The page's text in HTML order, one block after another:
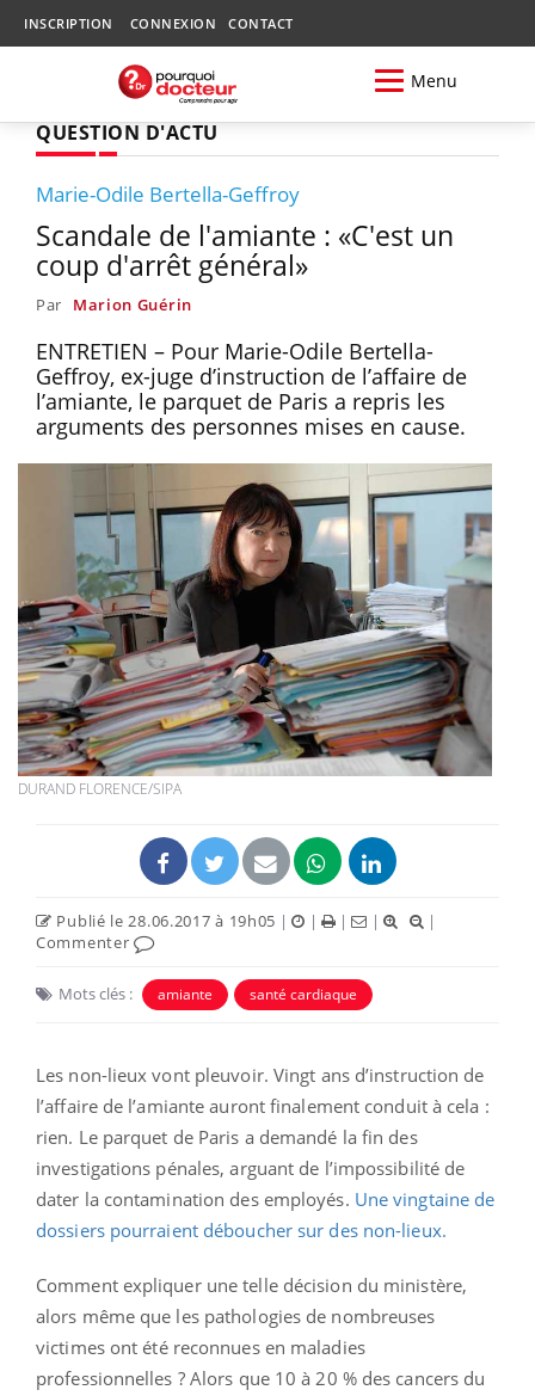
INSCRIPTION CONNEXION CONTACT
Menu
QUESTION D'ACTU
Marie-Odile Bertella-Geffroy
Scandale de l'amiante : «C'est un
coup d'arrêt général»
Par Marion Guérin
ENTRETIEN – Pour Marie-Odile Bertella-
Geffroy, ex-juge d’instruction de l’affaire de
l’amiante, le parquet de Paris a repris les
arguments des personnes mises en cause.
DURAND FLORENCE/SIPA
Publié le 28.06.2017 à 19h05 | | | |
|
Commenter
Mots clés : amiante santé cardiaque
Les non-lieux vont pleuvoir. Vingt ans d’instruction de
l’affaire de l’amiante auront finalement conduit à cela :
rien. Le parquet de Paris a demandé la fin des
investigations pénales, arguant de l’impossibilité de
dater la contamination des employés. Une vingtaine de
dossiers pourraient déboucher sur des non-lieux.
Comment expliquer une telle décision du ministère,
alors même que les pathologies de nombreuses
victimes ont été reconnues en maladies
professionnelles ? Alors que 10 à 20 % des cancers du